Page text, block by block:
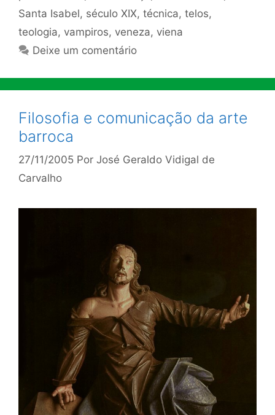
Santa Isabel, século XIX, técnica, telos,
teologia, vampiros, veneza, viena
Deixe um comentário
Filosofia e comunicação da arte
barroca
27/11/2005 Por José Geraldo Vidigal de
Carvalho